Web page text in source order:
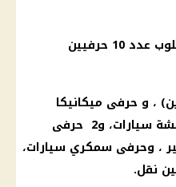
كشف الإعلان الرسمي أنه مطلوب عدد 10 حرفيين
، و حرفى ميكانيكا
سيارات (ديزل) ، و2 حرفى عفشة سيارات، و2 حرفى
، وحرفى سمكري سيارات،
نقل.